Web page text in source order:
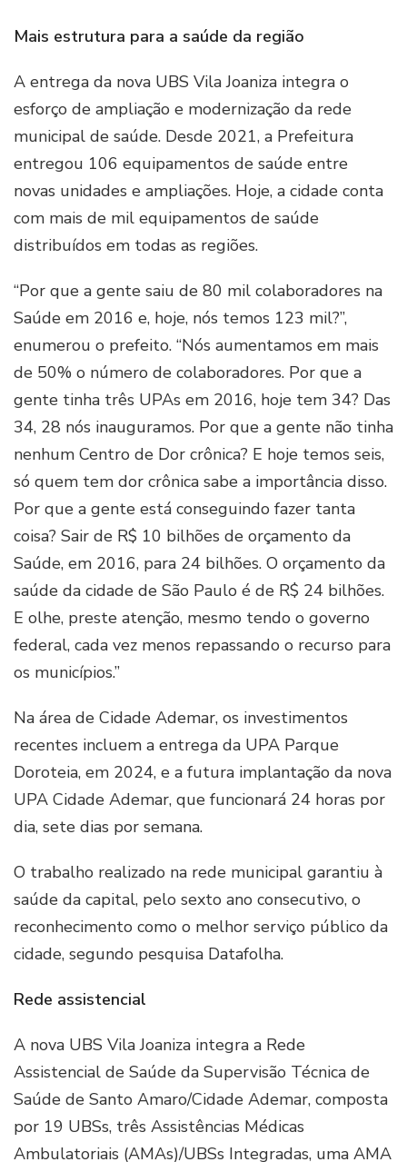
Mais estrutura para a saúde da região
A entrega da nova UBS Vila Joaniza integra o
esforço de ampliação e modernização da rede
municipal de saúde. Desde 2021, a Prefeitura
entregou 106 equipamentos de saúde entre
novas unidades e ampliações. Hoje, a cidade conta
com mais de mil equipamentos de saúde
distribuídos em todas as regiões.
“Por que a gente saiu de 80 mil colaboradores na
Saúde em 2016 e, hoje, nós temos 123 mil?”,
enumerou o prefeito. “Nós aumentamos em mais
de 50% o número de colaboradores. Por que a
gente tinha três UPAs em 2016, hoje tem 34? Das
34, 28 nós inauguramos. Por que a gente não tinha
nenhum Centro de Dor crônica? E hoje temos seis,
só quem tem dor crônica sabe a importância disso.
Por que a gente está conseguindo fazer tanta
coisa? Sair de R$ 10 bilhões de orçamento da
Saúde, em 2016, para 24 bilhões. O orçamento da
saúde da cidade de São Paulo é de R$ 24 bilhões.
E olhe, preste atenção, mesmo tendo o governo
federal, cada vez menos repassando o recurso para
os municípios.”
Na área de Cidade Ademar, os investimentos
recentes incluem a entrega da UPA Parque
Doroteia, em 2024, e a futura implantação da nova
UPA Cidade Ademar, que funcionará 24 horas por
dia, sete dias por semana.
O trabalho realizado na rede municipal garantiu à
saúde da capital, pelo sexto ano consecutivo, o
reconhecimento como o melhor serviço público da
cidade, segundo pesquisa Datafolha.
Rede assistencial
A nova UBS Vila Joaniza integra a Rede
Assistencial de Saúde da Supervisão Técnica de
Saúde de Santo Amaro/Cidade Ademar, composta
por 19 UBSs, três Assistências Médicas
Ambulatoriais (AMAs)/UBSs Integradas, uma AMA